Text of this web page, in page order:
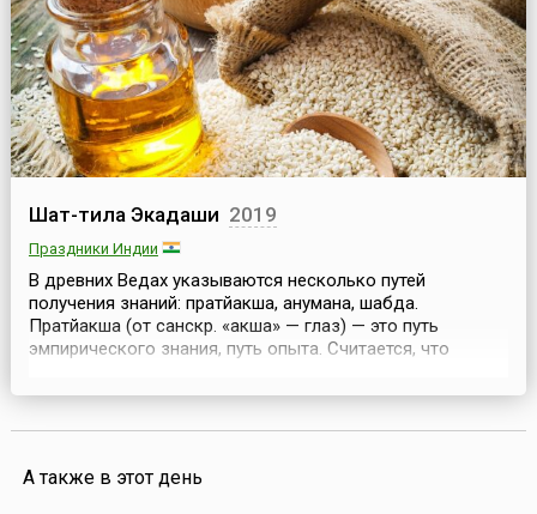
Шат-тила Экадаши 2019
Праздники Индии
В древних Ведах указываются несколько путей
получения знаний: пратйакша, анумана, шабда.
Пратйакша (от санскр. «акша» — глаз) — это путь
эмпирического знания, путь опыта. Считается, что
собственный жизненный опыт. Однако, этот путь
А также в этот день